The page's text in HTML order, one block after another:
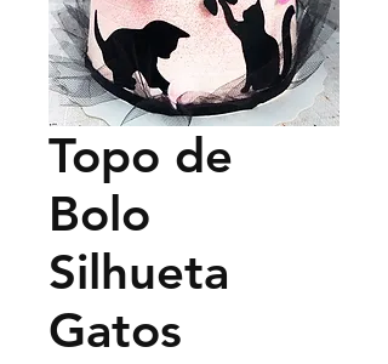
Topo de
Bolo
Silhueta
Gatos